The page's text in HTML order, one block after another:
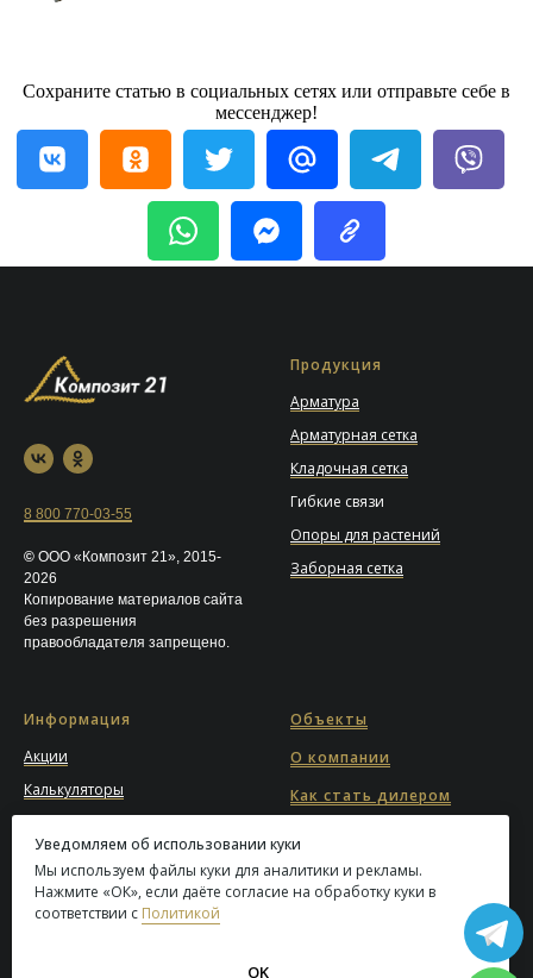
Уведомляем об использовании куки
Мы используем файлы куки для аналитики и рекламы.
Нажмите «ОК», если даёте согласие на обработку куки в
соответствии с Политикой
OK
Сохраните статью в социальных сетях или отправьте себе в
мессенджер!
8 800 770-03-55
© ООО «Композит 21», 2015-
2026
Копирование материалов сайта
без разрешения
правообладателя запрещено.
Продукция
Арматура
Арматурная сетка
Кладочная сетка
Гибкие связи
Опоры для растений
Заборная сетка
Информация
Акции
Калькуляторы
Вопрос-ответ
Отзывы
Сферы применения
Объекты
О компании
Как стать дилером
Где купить